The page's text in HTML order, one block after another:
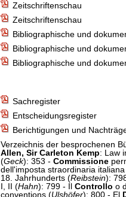
Zeitschriftenschau
Zeitschriftenschau
Bibliographische und
Bibliographische und
Bibliographische und
Sachregister
Entscheidungsregister
Berichtigungen und
Verzeichnis der besprochenen
Allen, Sir Carleton Kemp: Law
(Geck): 353 - Commissione
dell'imposta straordinaria
18. Jahrhunderts (Reibstein):
I, II (Hahn): 799 - Il Controllo o
conventions (Ulshöfer): 800 - El